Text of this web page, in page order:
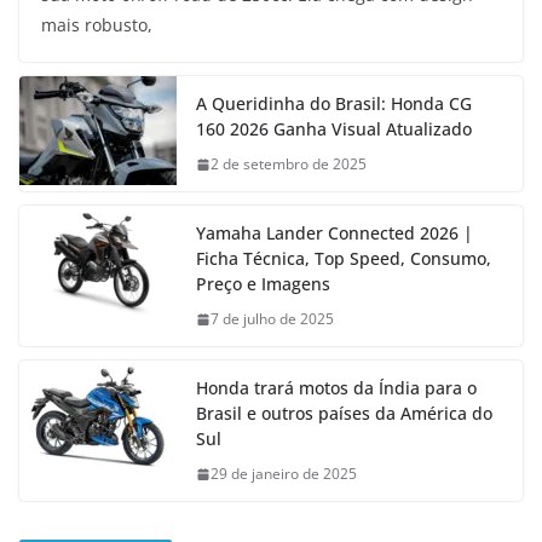
mais robusto,
A Queridinha do Brasil: Honda CG
160 2026 Ganha Visual Atualizado
2 de setembro de 2025
Yamaha Lander Connected 2026 |
Ficha Técnica, Top Speed, Consumo,
Preço e Imagens
7 de julho de 2025
Honda trará motos da Índia para o
Brasil e outros países da América do
Sul
29 de janeiro de 2025